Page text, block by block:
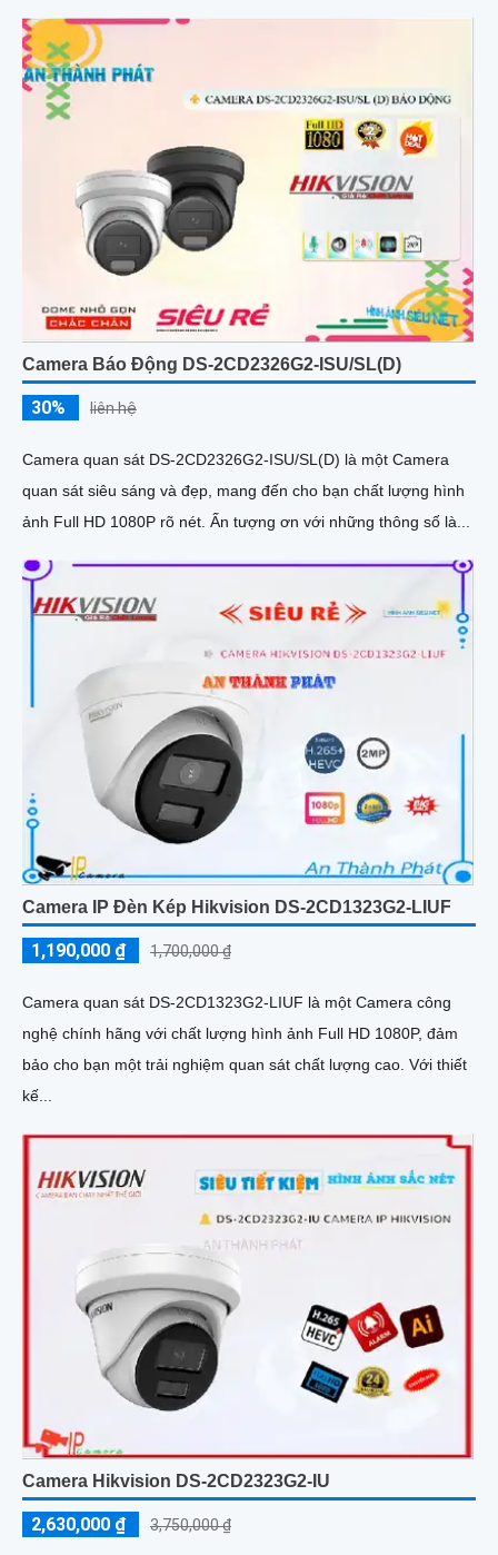
Camera Báo Động DS-2CD2326G2-ISU/SL(D)
30% liên hệ
Camera quan sát DS-2CD2326G2-ISU/SL(D) là một Camera
quan sát siêu sáng và đẹp, mang đến cho bạn chất lượng hình
ảnh Full HD 1080P rõ nét. Ấn tượng ơn với những thông số là...
Camera IP Đèn Kép Hikvision DS-2CD1323G2-LIUF
1,190,000 ₫ 1,700,000 ₫
Camera quan sát DS-2CD1323G2-LIUF là một Camera công
nghệ chính hãng với chất lượng hình ảnh Full HD 1080P, đảm
bảo cho bạn một trải nghiệm quan sát chất lượng cao. Với thiết
kế...
Camera Hikvision DS-2CD2323G2-IU
2,630,000 ₫ 3,750,000 ₫